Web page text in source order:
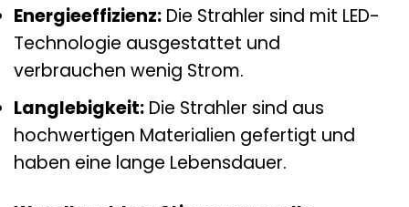
Energieeffizienz: Die Strahler sind mit LED-
Technologie ausgestattet und
verbrauchen wenig Strom.
Langlebigkeit: Die Strahler sind aus
hochwertigen Materialien gefertigt und
haben eine lange Lebensdauer.